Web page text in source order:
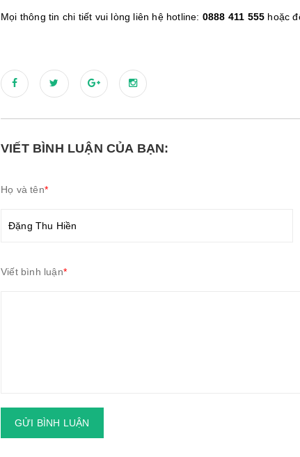
Mọi thông tin chi tiết vui lòng liên hệ hotline: 0888 411 555 hoặc
VIẾT BÌNH LUẬN CỦA BẠN:
Họ và tên*
Viết bình luận*
GỬI BÌNH LUẬN